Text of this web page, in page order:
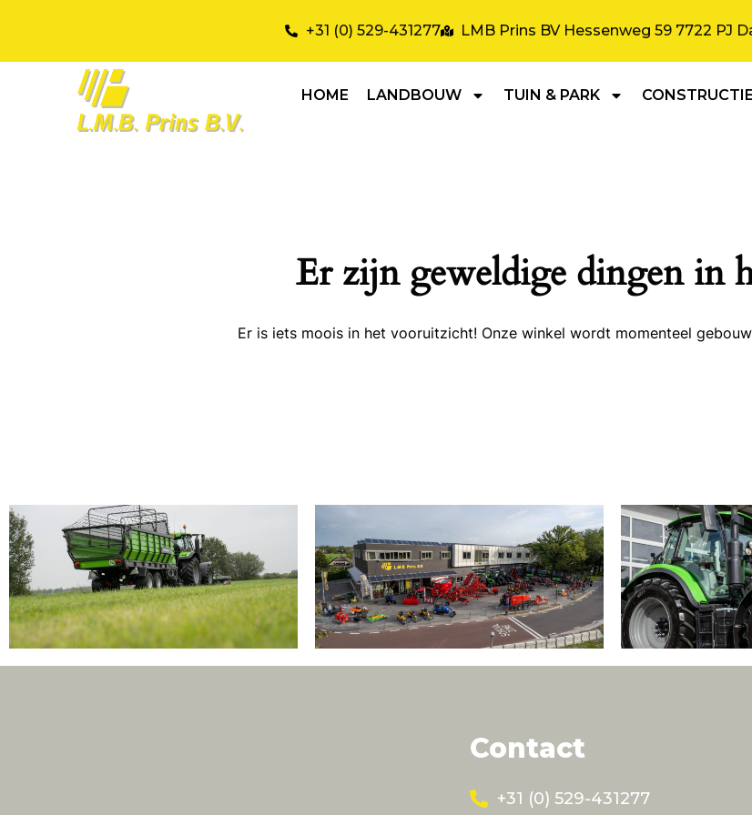
+31 (0) 529-431277 LMB Prins BV Hessenweg 59 7722 PJ
HOME LANDBOUW TUIN & PARK CONSTRUCTIE
Er zijn geweldige dingen in
Er is iets moois in het vooruitzicht! Onze winkel wordt momenteel
Contact
+31 (0) 529-431277